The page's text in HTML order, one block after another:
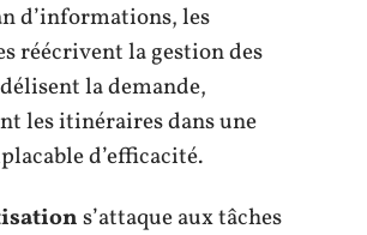
d’informations, les
réécrivent la gestion des
la demande,
les itinéraires dans une
d’efficacité.
s’attaque aux tâches